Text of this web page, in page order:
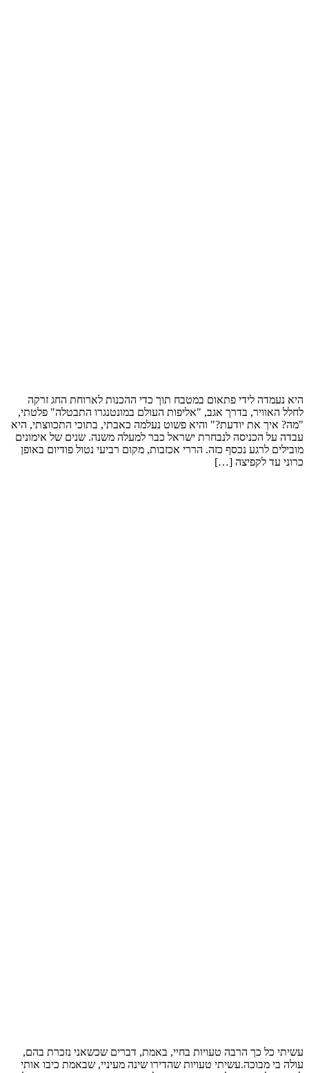
היא נעמדה לידי פתאום במטבח תוך כדי ההכנות לארוחת החג זרקה
לחלל האוויר, בדרך אגב, "אליפות העולם במונטנגרו התבטלה" פלטתי,
"מה? איך את יודעת?" והיא פשוט נעלמה כאבתי, בתוכי התכווצתי, היא
עבדה על הכניסה לנבחרת ישראל כבר למעלה משנה. שנים של אימונים
מובילים לרגע נכסף כזה. הררי אכזבות, מקום רביעי נטול פודיום באופן
כרוני עד לקפיצה […]
עשיתי כל כך הרבה טעויות בחיי, באמת, דברים שכשאני נזכרת בהם,
עולה בי מבוכה.עשיתי טעויות שהדירו שינה מעיניי, שבאמת כיבו אותי